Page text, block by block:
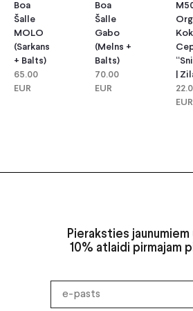
Boa
Šalle
MOLO
(sarkans
+ Balts)
65.00
EUR
Boa
Šalle
Gabo
(melns +
Balts)
70.00
EUR
|
EUR
Pieraksties jaunumiem
10% atlaidi pirmajam